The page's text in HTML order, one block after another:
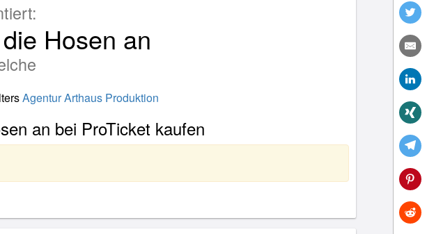
Hosen an
Agentur Arthaus Produktion
an bei ProTicket kaufen